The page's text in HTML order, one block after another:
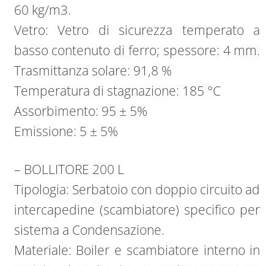
60 kg/m3.
Vetro: Vetro di sicurezza temperato a
basso contenuto di ferro; spessore: 4 mm.
Trasmittanza solare: 91,8 %
Temperatura di stagnazione: 185 °C
Assorbimento: 95 ± 5%
Emissione: 5 ± 5%
– BOLLITORE 200 L
Tipologia: Serbatoio con doppio circuito ad
intercapedine (scambiatore) specifico per
sistema a Condensazione.
Materiale: Boiler e scambiatore interno in